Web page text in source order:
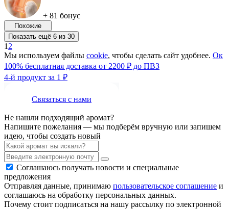
+ 81 бонус
Похожие
Показать ещё 6 из 30
1 2
Мы используем файлы cookie, чтобы сделать сайт удобнее. Ок
100% бесплатная доставка от 2200 ₽ до ПВЗ
4-й продукт за 1 ₽
Связаться с нами
Не нашли подходящий аромат?
Напишите пожелания — мы подберём вручную или запишем
идею, чтобы создать новый
Соглашаюсь получать новости и специальные
предложения
Отправляя данные, принимаю пользовательское соглашение и
соглашаюсь на обработку персональных данных.
Почему стоит подписаться на нашу рассылку по электронной